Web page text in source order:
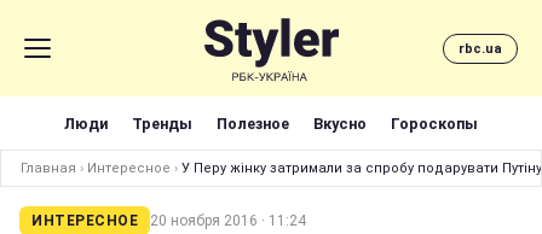
rbc.ua
Люди Тренды Полезное Вкусно Гороскопы
Главная › Интересное › У Перу жінку затримали за спробу подарувати
ИНТЕРЕСНОЕ 20 ноября 2016 · 11:24